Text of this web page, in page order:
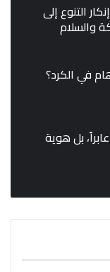
التنوع إلى
والسلام
في الكرد؟
بل هوية